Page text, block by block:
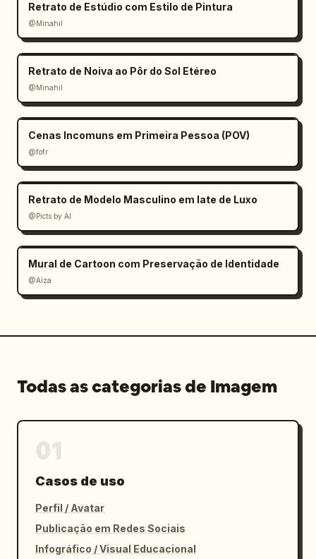
Retrato de Estúdio com Estilo de Pintura
@Minahil
Retrato de Noiva ao Pôr do Sol Etéreo
@Minahil
Cenas Incomuns em Primeira Pessoa (POV)
@fofr
Retrato de Modelo Masculino em Iate de Luxo
@Picts by AI
Mural de Cartoon com Preservação de Identidade
@Aiza
Todas as categorias de Imagem
Casos de uso
Perfil / Avatar
Publicação em Redes Sociais
Infográfico / Visual Educacional